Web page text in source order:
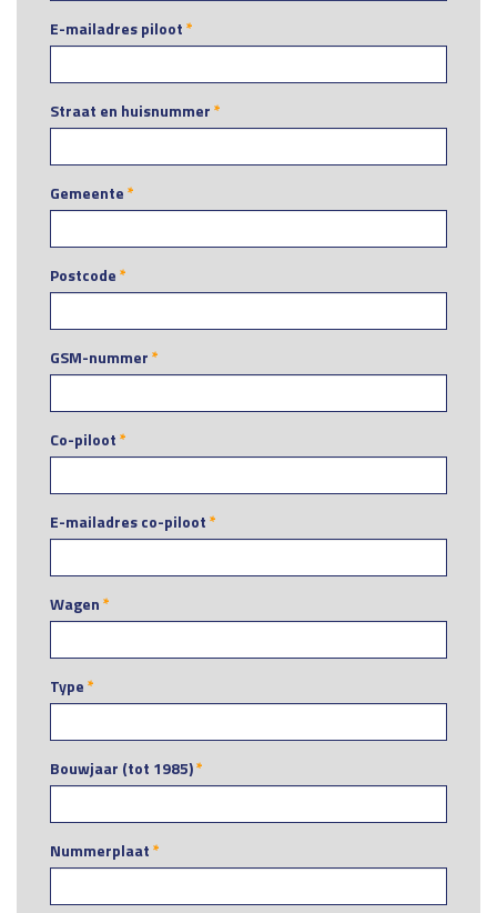
E-mailadres piloot*
Straat en huisnummer*
Gemeente*
Postcode*
GSM-nummer*
Co-piloot*
E-mailadres co-piloot*
Wagen*
Type*
Bouwjaar (tot 1985)*
Nummerplaat*